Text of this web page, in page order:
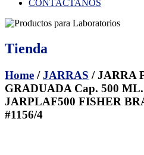
CONTÁCTANOS
Tienda
Home /JARRAS / JARRA
GRADUADA Cap. 500
JARPLAF500 FISHER
#1156/4